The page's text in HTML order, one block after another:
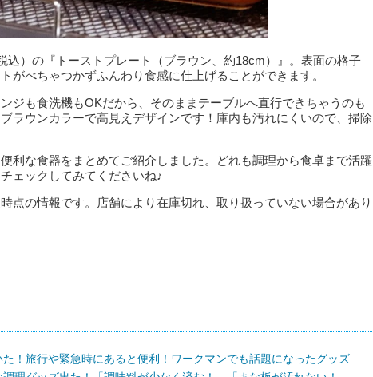
込）の『トーストプレート（ブラウン、約18cm）』。表面の格子
がべちゃつかずふんわり食感に仕上げることができます。
ジも食洗機もOKだから、そのままテーブルへ直行できちゃうのも
ラウンカラーで高見えデザインです！庫内も汚れにくいので、掃除
利な食器をまとめてご紹介しました。どれも調理から食卓まで活躍
ェックしてみてくださいね♪
点の情報です。店舗により在庫切れ、取り扱っていない場合があり
！旅行や緊急時にあると便利！ワークマンでも話題になったグッズ